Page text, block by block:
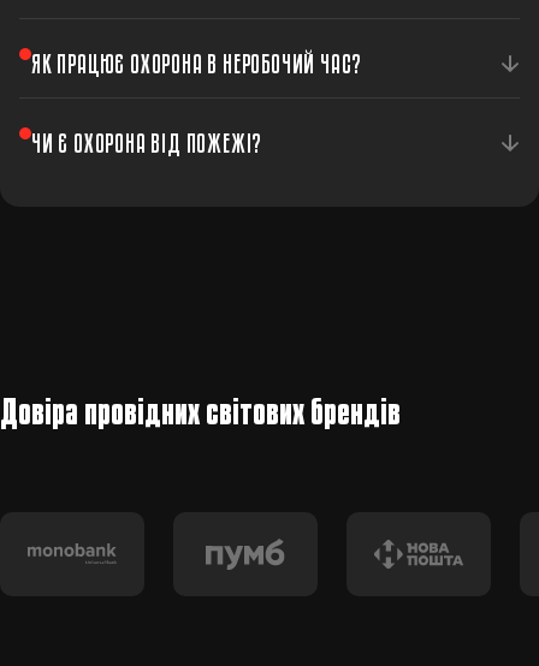
Так, ми встановлюємо системи контролю доступу для
обмеження входу в окремі зони офісу.
ЯК ПРАЦЮЄ ОХОРОНА В НЕРОБОЧИЙ ЧАС?
Система ставиться на охорону одним натисканням. При
спрацюванні — миттєвий сигнал до центру
ЧИ Є ОХОРОНА ВІД ПОЖЕЖІ?
Довіра провідних світових брендів